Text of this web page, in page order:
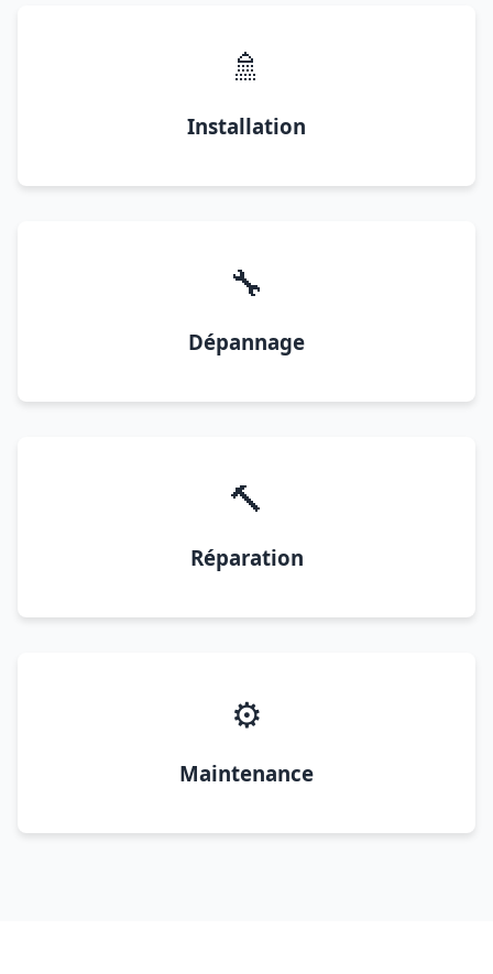
🚿
Installation
🔧
Dépannage
🔨
Réparation
⚙️
Maintenance